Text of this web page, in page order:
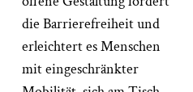
die Barrierefreiheit und
erleichtert es Menschen
mit eingeschränkter